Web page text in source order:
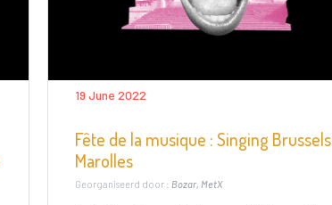
19 June 2022
Fête de la musique : Singing Brussels
Marolles
Georganiseerd door : Bozar, MetX